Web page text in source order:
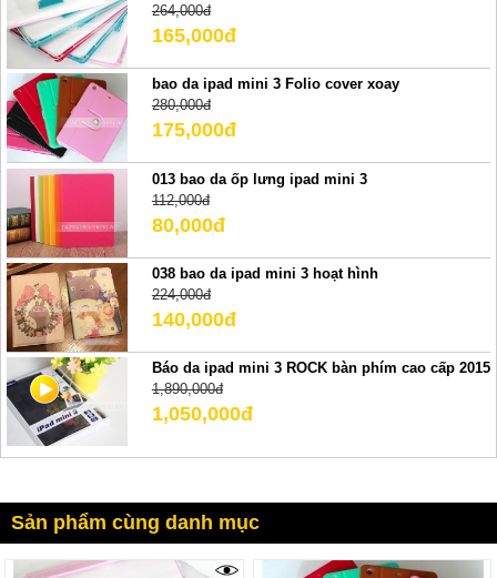
264,000đ
165,000đ
bao da ipad mini 3 Folio cover xoay
280,000đ
175,000đ
013 bao da ốp lưng ipad mini 3
112,000đ
80,000đ
038 bao da ipad mini 3 hoạt hình
224,000đ
140,000đ
Báo da ipad mini 3 ROCK bàn phím cao cấp 2015
1,890,000đ
1,050,000đ
Sản phẩm cùng danh mục